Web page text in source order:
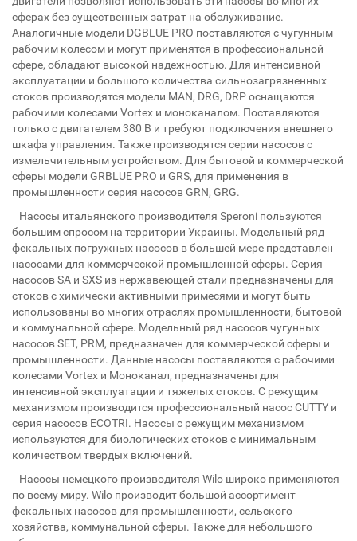
сферах без существенных затрат на обслуживание.
Аналогичные модели DGBLUE PRO поставляются с чугунным
рабочим колесом и могут применятся в профессиональной
сфере, обладают высокой надежностью. Для интенсивной
эксплуатации и большого количества сильнозагрязненных
стоков производятся модели MAN, DRG, DRP оснащаются
рабочими колесами Vortex и моноканалом. Поставляются
только с двигателем 380 В и требуют подключения внешнего
шкафа управления. Также производятся серии насосов с
измельчительным устройством. Для бытовой и коммерческой
сферы модели GRBLUE PRO и GRS, для применения в
промышленности серия насосов GRN, GRG.
Насосы итальянского производителя Speroni пользуются
большим спросом на территории Украины. Модельный ряд
фекальных погружных насосов в большей мере представлен
насосами для коммерческой промышленной сферы. Серия
насосов SA и SXS из нержавеющей стали предназначены для
стоков с химически активными примесями и могут быть
использованы во многих отраслях промышленности, бытовой
и коммунальной сфере. Модельный ряд насосов чугунных
насосов SET, PRM, предназначен для коммерческой сферы и
промышленности. Данные насосы поставляются с рабочими
колесами Vortex и Моноканал, предназначены для
интенсивной эксплуатации и тяжелых стоков. С режущим
механизмом производится профессиональный насос CUTTY и
серия насосов ECOTRI. Насосы с режущим механизмом
используются для биологических стоков с минимальным
количеством твердых включений.
Насосы немецкого производителя Wilo широко применяются
по всему миру. Wilo производит большой ассортимент
фекальных насосов для промышленности, сельского
хозяйства, коммунальной сферы. Также для небольшого